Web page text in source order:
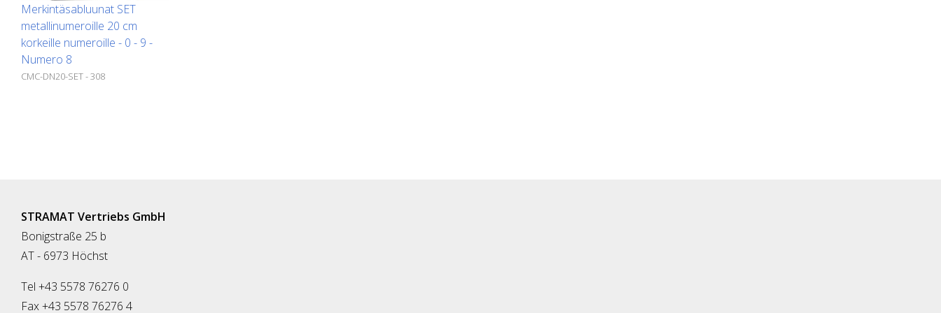
Merkintäsabluunat SET
metallinumeroille 20 cm
korkeille numeroille - 0 - 9 -
Numero 8
CMC-DN20-SET - 308
STRAMAT Vertriebs GmbH
Bonigstraße 25 b
AT - 6973 Höchst
Tel +43 5578 76276 0
Fax +43 5578 76276 4